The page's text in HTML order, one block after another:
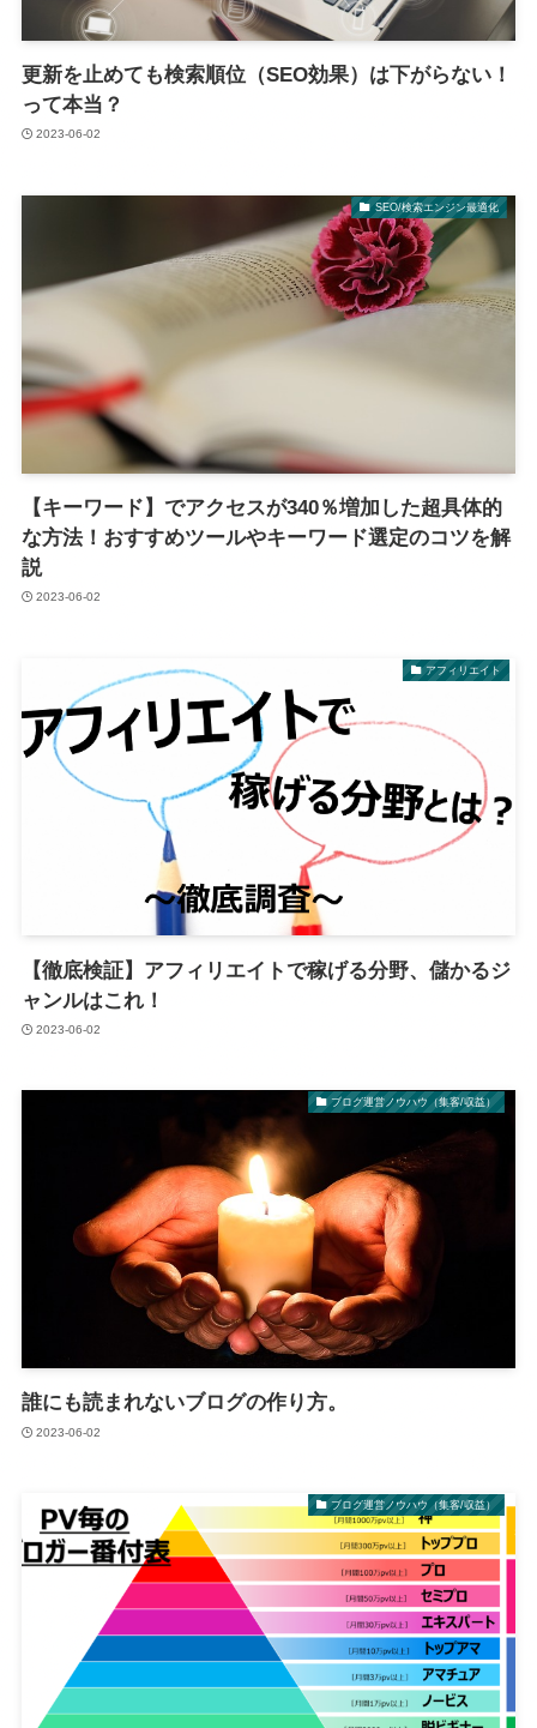
更新を止めても検索順位（SEO効果）は下がらない！
って本当？
2023-06-02
SEO/検索エンジン最適化
【キーワード】でアクセスが340％増加した超具体的
な方法！おすすめツールやキーワード選定のコツを解
説
2023-06-02
アフィリエイト
【徹底検証】アフィリエイトで稼げる分野、儲かるジ
ャンルはこれ！
2023-06-02
ブログ運営ノウハウ（集客/収益）
誰にも読まれないブログの作り方。
2023-06-02
ブログ運営ノウハウ（集客/収益）